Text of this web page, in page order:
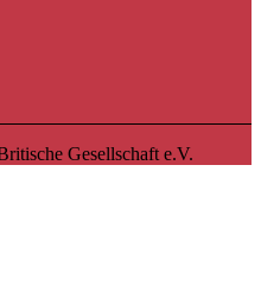
Gesellschaft e.V.